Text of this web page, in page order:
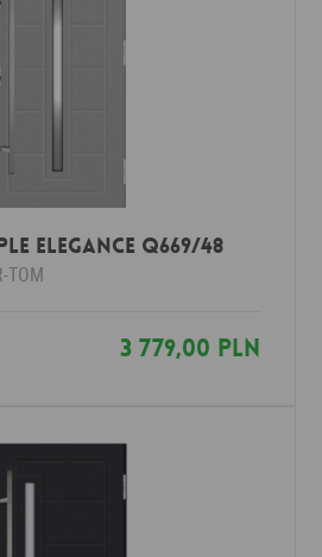
Elegance Q669/48
TOM
3 779,00 PLN